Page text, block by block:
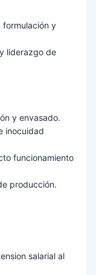
formulación y
liderazgo de
y envasado.
inocuidad
funcionamiento
producción.
salarial al